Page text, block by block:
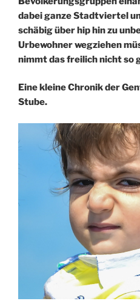
dabei ganze Stadtviertel
schäbig über hip hin zu
Urbewohner wegziehen
nimmt das freilich nicht so
Eine kleine Chronik der
Stube.